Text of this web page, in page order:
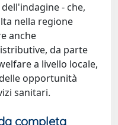
- che,
nella regione
anche
da parte
a livello locale,
opportunità
sanitari.
completa